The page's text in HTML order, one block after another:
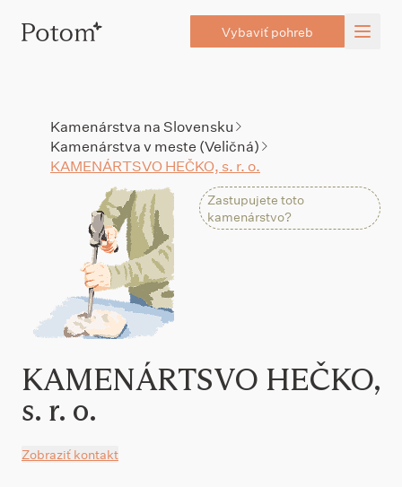
Vybaviť pohreb
Kamenárstva na Slovensku
Kamenárstva v meste (Veličná)
KAMENÁRTSVO HEČKO, s. r. o.
Zastupujete toto
kamenárstvo?
KAMENÁRTSVO HEČKO,
s. r. o.
Zobraziť kontakt